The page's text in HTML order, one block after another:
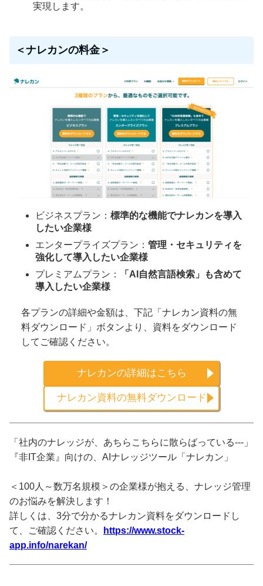
実現します。
＜ナレカンの料金＞
ビジネスプラン： 標準的な機能でナレカンを導入
したい企業様
エンタープライズプラン： 管理・セキュリティを
強化して導入したい企業様
プレミアムプラン：
「AI自然言語検索」も含めて
導入したい企業様
各プランの詳細や金額は、下記「ナレカン資料の無
料ダウンロード」ボタンより、資料をダウンロード
してご確認ください。
ナレカンの詳細はこちら
ナレカン資料の無料ダウンロード
「社内のナレッジが、あちらこちらに散らばっている---」
『非IT企業』向けの、AIナレッジツール「ナレカン」
＜100人～数万名規模＞の企業様が抱える、ナレッジ管理
のお悩みを解決します！
詳しくは、3分で分かるナレカン資料をダウンロードし
て、ご確認ください。
https://www.stock-
app.info/narekan/